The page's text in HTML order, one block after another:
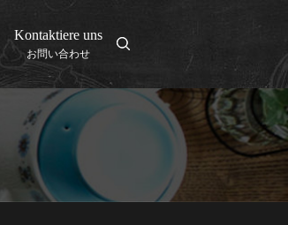
Kontaktiere uns
お問い合わせ
search